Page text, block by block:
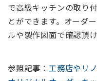
で高級キッチンの取り
とができます。オーダ
ルや製作図面で確認頂け
参照記事： 工務店やリ